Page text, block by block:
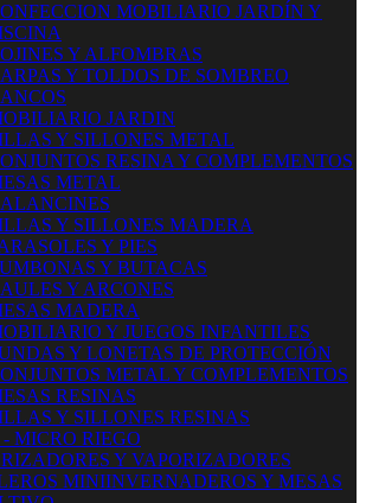
MOBILIARIO JARDÍN Y
Y ALFOMBRAS
Y TOLDOS DE SOMBREO
JARDIN
Y SILLONES METAL
RESINA Y COMPLEMENTOS
METAL
Y SILLONES MADERA
Y PIES
Y BUTACAS
Y ARCONES
MADERA
Y JUEGOS INFANTILES
Y LONETAS DE PROTECCIÓN
METAL Y COMPLEMENTOS
RESINAS
Y SILLONES RESINAS
MICRO RIEGO
Y VAPORIZADORES
MINIINVERNADEROS Y MESAS